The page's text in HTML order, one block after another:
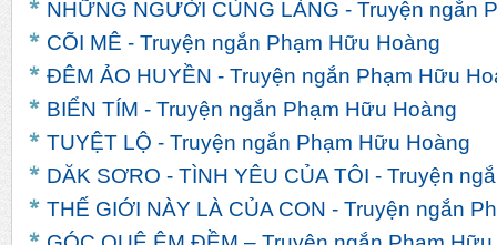
NHỮNG NGƯỜI CÙNG LÀNG - Truyện ngắn
CÕI MÊ - Truyện ngắn Phạm Hữu Hoàng
ĐÊM ẢO HUYỀN - Truyện ngắn Phạm Hữu
BIỂN TÍM - Truyện ngắn Phạm Hữu Hoàng
TUYỆT LỘ - Truyện ngắn Phạm Hữu Hoàng
DĂK SƠRO - TÌNH YÊU CỦA TÔI - Truyện
THẾ GIỚI NÀY LÀ CỦA CON - Truyện ngắn